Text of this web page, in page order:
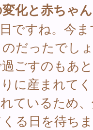
化と赤ちゃ
ですね。今
だったでし
ごすのもあ
に産まれて
ているため
る日を待ち